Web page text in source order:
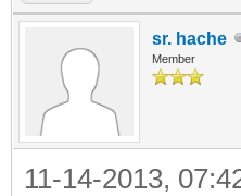
sr. hache
Member
11-14-2013,